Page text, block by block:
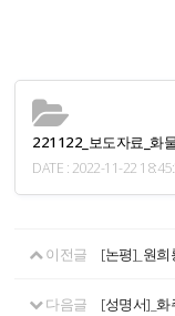
221122_보도자료_화
DATE : 2022-11-22
이전글
다음글 [성명서]_